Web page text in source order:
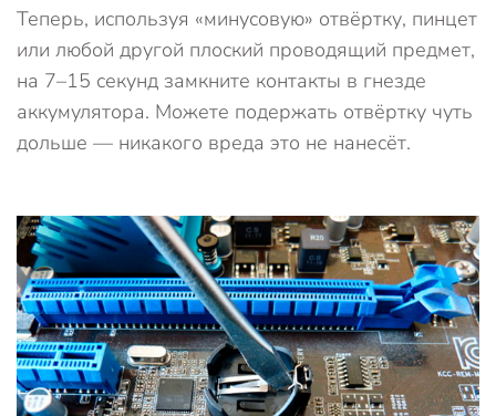
Теперь, используя «минусовую» отвёртку, пинцет
или любой другой плоский проводящий предмет,
на 7–15 секунд замкните контакты в гнезде
аккумулятора. Можете подержать отвёртку чуть
дольше — никакого вреда это не нанесёт.